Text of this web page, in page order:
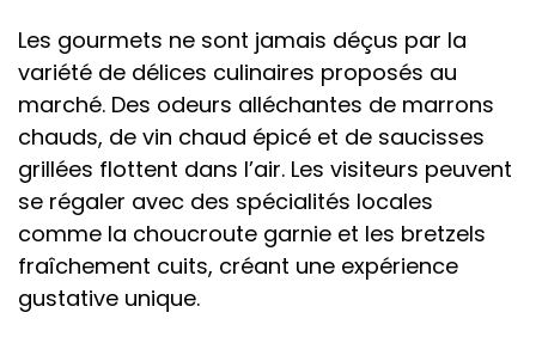
Les gourmets ne sont jamais déçus par la
variété de délices culinaires proposés au
marché. Des odeurs alléchantes de marrons
chauds, de vin chaud épicé et de saucisses
grillées flottent dans l’air. Les visiteurs peuvent
se régaler avec des spécialités locales
comme la choucroute garnie et les bretzels
fraîchement cuits, créant une expérience
gustative unique.